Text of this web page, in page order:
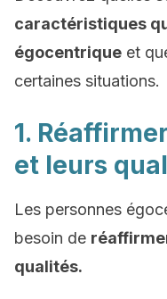
caractéristiques
égocentrique et
certaines situations.
1.
et leurs
Les personnes
besoin de
qualités.